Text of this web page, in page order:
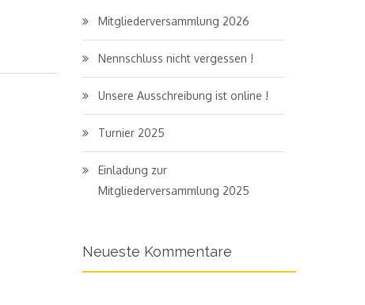
Mitgliederversammlung 2026
Nennschluss nicht vergessen !
Unsere Ausschreibung ist online !
Turnier 2025
Einladung zur
Mitgliederversammlung 2025
Neueste Kommentare